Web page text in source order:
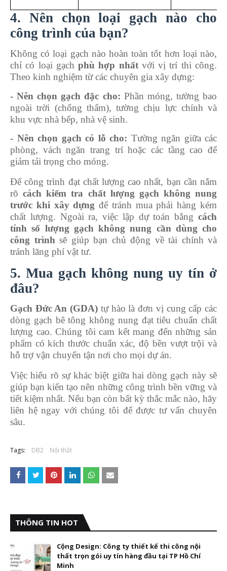
4. Nên chọn loại gạch nào cho
công trình của bạn?
Không có loại gạch nào hoàn toàn tốt hơn loại nào,
chỉ có loại gạchphù hợp nhấtvới vị trí thi công.
Theo kinh nghiệm từ các chuyên gia xây dựng:
- Nên chọn gạch đặc cho: Phần móng, tường bao
ngoài trời (chống thấm), tường chịu lực chính và
khu vực nhà bếp, nhà vệ sinh.
- Nên chọn gạch có lỗ cho: Tường ngăn giữa các
phòng, vách ngăn trang trí hoặc các tầng cao để
giảm tải trọng cho móng.
Để công trình đạt chất lượng cao nhất, bạn cần nắm
rõcách kiểm tra chất lượng gạch không nung
trước khi xây dựng để tránh mua phải hàng kém
chất lượng. Ngoài ra, việc lập dự toán bằng cách
tính số lượng gạch không nung cần dùng cho
công trìnhsẽ giúp bạn chủ động về tài chính và
tránh lãng phí vật tư.
5. Mua gạch không nung uy tín ở
đâu?
Gạch Đức An (GDA) tự hào là đơn vị cung cấp các
dòng gạch bê tông không nung đạt tiêu chuẩn chất
lượng cao. Chúng tôi cam kết mang đến những sản
phẩm có kích thước chuẩn xác, độ bền vượt trội và
hỗ trợ vận chuyển tận nơi cho mọi dự án.
Việc hiểu rõ sự khác biệt giữa hai dòng gạch này sẽ
giúp bạn kiến tạo nên những công trình bền vững và
tiết kiệm nhất. Nếu bạn còn bất kỳ thắc mắc nào, hãy
liên hệ ngay với chúng tôi để được tư vấn chuyên
sâu.
Tags: DB2 Nội thất
THÔNG TIN HOT
Cộng Design: Công ty thiết kế thi công nội
thất trọn gói uy tín hàng đầu tại TP Hồ Chí
Minh